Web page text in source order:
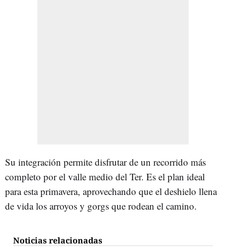
Su integración permite disfrutar de un recorrido más
completo por el valle medio del Ter. Es el plan ideal
para esta primavera, aprovechando que el deshielo llena
de vida los arroyos y gorgs que rodean el camino.
Noticias relacionadas